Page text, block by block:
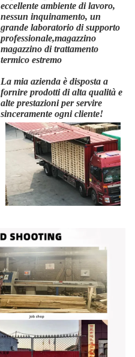
eccellente ambiente di lavoro,
nessun inquinamento, un
grande laboratorio di supporto
professionale,magazzino
magazzino di trattamento
termico estremo
La mia azienda è disposta a
fornire prodotti di alta qualità e
alte prestazioni per servire
sinceramente ogni cliente!